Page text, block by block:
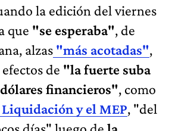
la edición del viernes
que "se esperaba", de
alzas "más acotadas",
de "la fuerte suba
financieros", como
y el MEP, "del